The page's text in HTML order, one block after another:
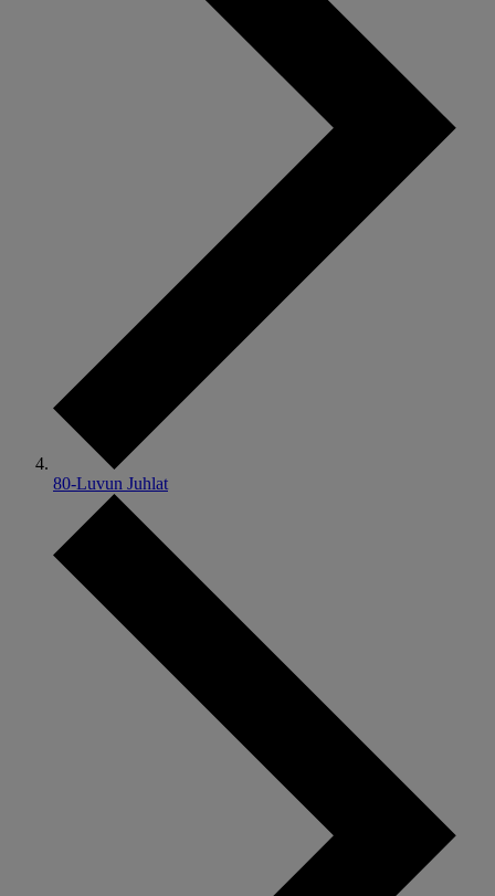
80-Luvun Juhlat